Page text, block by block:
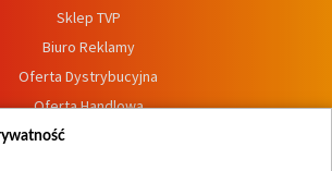
Sklep TVP
Biuro Reklamy
Oferta Dystrybucyjna
Oferta Handlowa
Dostępność